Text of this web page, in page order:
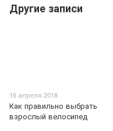
Другие записи
16 апреля 2018
Как правильно выбрать
взрослый велосипед